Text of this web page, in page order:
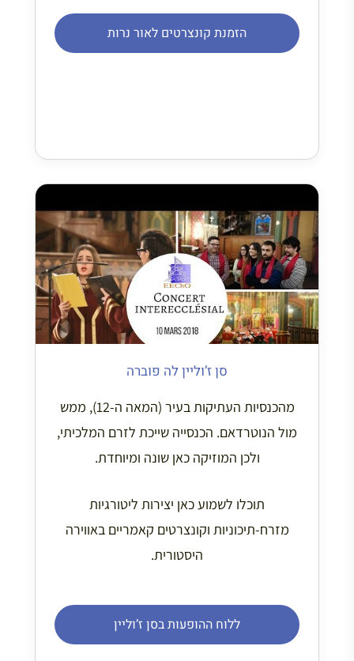
הזמנת קונצרטים לאור נרות
סן ז’וליין לה פוברה
מהכנסיות העתיקות בעיר (המאה ה-12), ממש
מול הנוטרדאם. הכנסייה שייכת לזרם המלכיתי,
ולכן המוזיקה כאן שונה ומיוחדת.
תוכלו לשמוע כאן יצירות ליטורגיות
מזרח-תיכוניות וקונצרטים קאמריים באווירה
היסטורית.
ללוח ההופעות בסן ז’וליין